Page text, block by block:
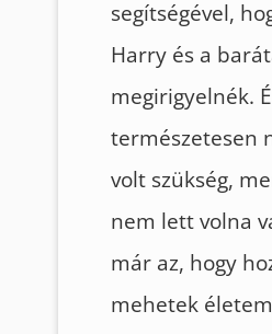
segítségével,
Harry és a
megirigyelnék.
természetesen
volt szükség,
nem lett volna
már az, hogy
mehetek